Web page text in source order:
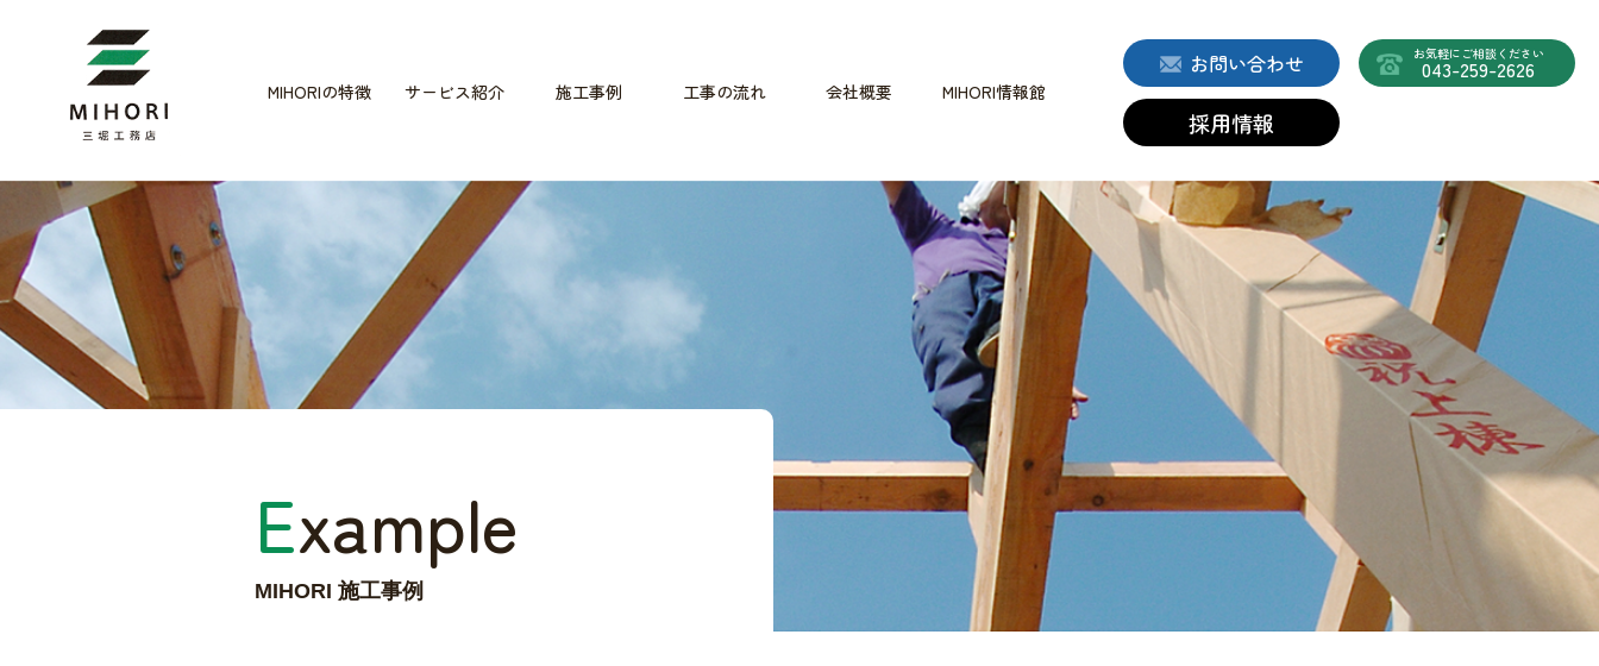
MIHORIの特徴 サービス紹介 施工事例 工事の流れ 会社概要 MIHORI情報館
お問い合わせ お気軽にご相談ください
043-259-2626
採用情報
Example
MIHORI 施工事例